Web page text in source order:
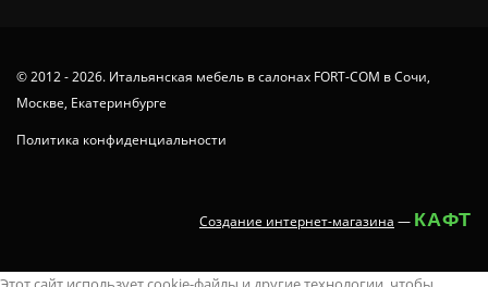
© 2012 - 2026. Итальянская мебель в салонах FORT-COM в Сочи,
Москве, Екатеринбурге
Политика конфиденциальности
Создание интернет-магазина — КАФТ